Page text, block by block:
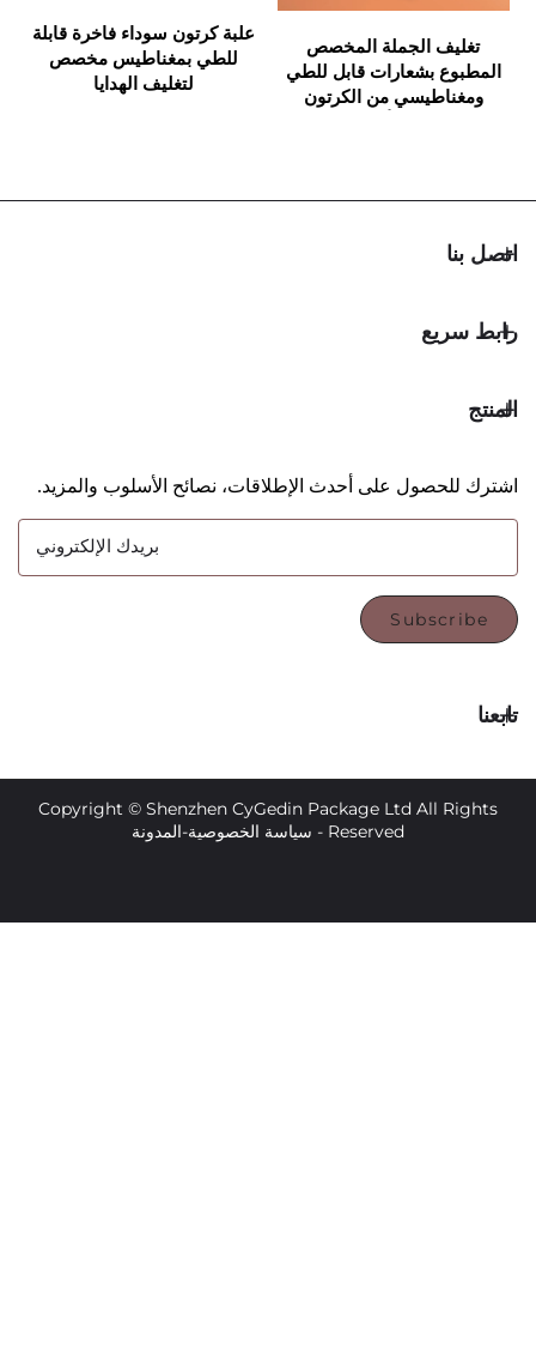
الجملة المخصص
بشعارات قابل للطي
من الكرتون
علبة كرتون سوداء فاخرة قابلة
للطي بمغناطيس مخصص
لتغليف الهدايا
علبة هدايا
مقفلة
على أحدث الإطلاقات، نصائح الأسلوب والمزيد.
بريدك الإلكتروني
Copyright © Shenzhen CyGedin Package Ltd All
سياسة الخصوصية-المدونة